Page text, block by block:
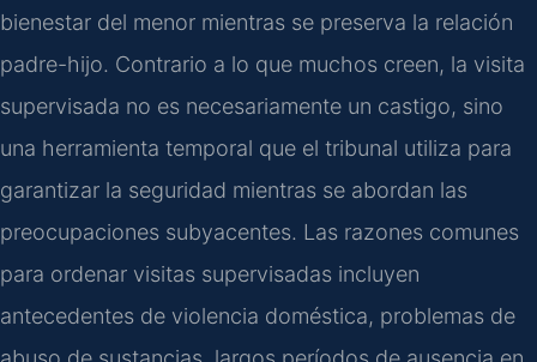
bienestar del menor mientras se preserva la relación
padre-hijo. Contrario a lo que muchos creen, la visita
supervisada no es necesariamente un castigo, sino
una herramienta temporal que el tribunal utiliza para
garantizar la seguridad mientras se abordan las
preocupaciones subyacentes. Las razones comunes
para ordenar visitas supervisadas incluyen
antecedentes de violencia doméstica, problemas de